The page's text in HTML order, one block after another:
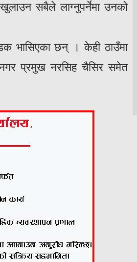
सबैले लाग्नुपर्नेमा उनको
भासिएका छन् । केही ठाउँमा
प्रमुख नरसिह चैसिर समेत